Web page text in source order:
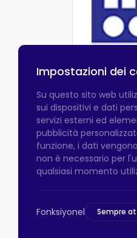
Impostazioni dei
Su questo sito web
sui dispositivi e dati
servizi esterni ed
pubblicità
funzione, i dati
non è necessario per
qualsiasi momento
Fonksiyonel Sempre